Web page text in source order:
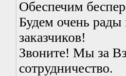
Обеспечим
Будем очень
заказчиков!
Звоните! Мы за
сотрудничество.